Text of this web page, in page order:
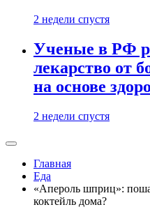
2 недели спустя
Ученые в РФ
лекарство от
на основе
2 недели спустя
Главная
Еда
«Апероль шприц»:
коктейль дома?